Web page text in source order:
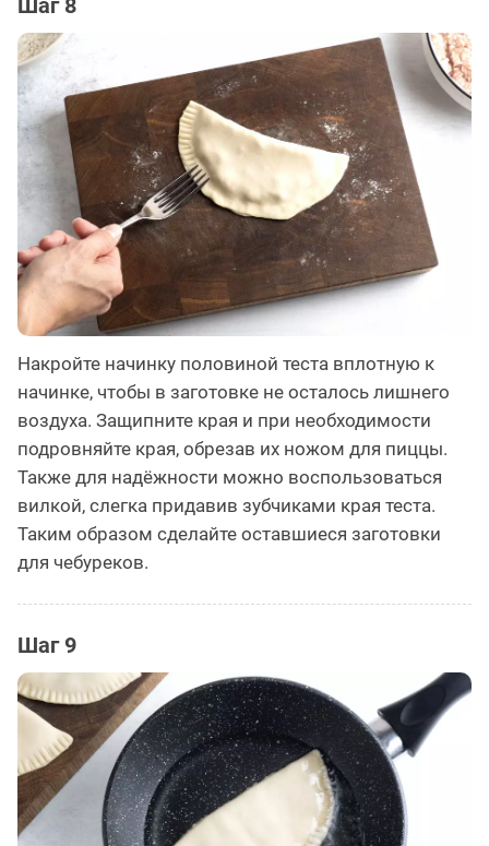
Шаг 8
Накройте начинку половиной теста вплотную к
начинке, чтобы в заготовке не осталось лишнего
воздуха. Защипните края и при необходимости
подровняйте края, обрезав их ножом для пиццы.
Также для надёжности можно воспользоваться
вилкой, слегка придавив зубчиками края теста.
Таким образом сделайте оставшиеся заготовки
для чебуреков.
Шаг 9